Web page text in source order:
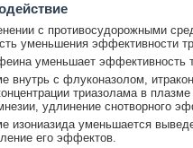
с противосудорожными
уменьшения эффективности
уменьшает эффективность
внутрь с флуконазолом,
триазолама в
удлинение снотворного
изониазида уменьшается
его эффектов.